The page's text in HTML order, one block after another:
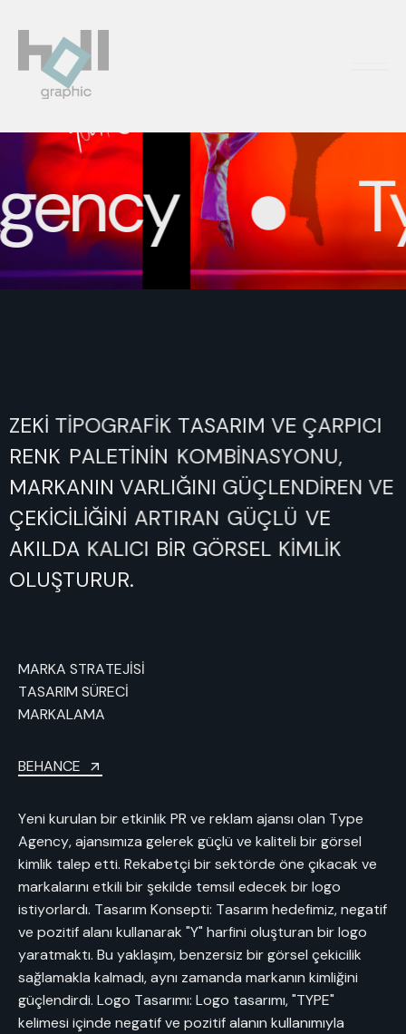
MARKA GENÇ, DİNAMİK BİR KİMLİKLE
ZEKİ TİPOGRAFİK TASARIM VE ÇARPICI
RENK PALETİNİN KOMBİNASYONU,
MARKANIN VARLIĞINI GÜÇLENDİREN VE
ÇEKİCİLİĞİNİ ARTIRAN GÜÇLÜ VE
AKILDA KALICI BİR GÖRSEL KİMLİK
OLUŞTURUR.
MARKA STRATEJİSİ
TASARIM SÜRECİ
MARKALAMA
BEHANCE
Yeni kurulan bir etkinlik PR ve reklam ajansı olan Type
Agency, ajansımıza gelerek güçlü ve kaliteli bir görsel
kimlik talep etti. Rekabetçi bir sektörde öne çıkacak ve
markalarını etkili bir şekilde temsil edecek bir logo
istiyorlardı. Tasarım Konsepti: Tasarım hedefimiz, negatif
ve pozitif alanı kullanarak "Y" harfini oluşturan bir logo
yaratmaktı. Bu yaklaşım, benzersiz bir görsel çekicilik
sağlamakla kalmadı, aynı zamanda markanın kimliğini
güçlendirdi. Logo Tasarımı: Logo tasarımı, "TYPE"
kelimesi içinde negatif ve pozitif alanın kullanımıyla